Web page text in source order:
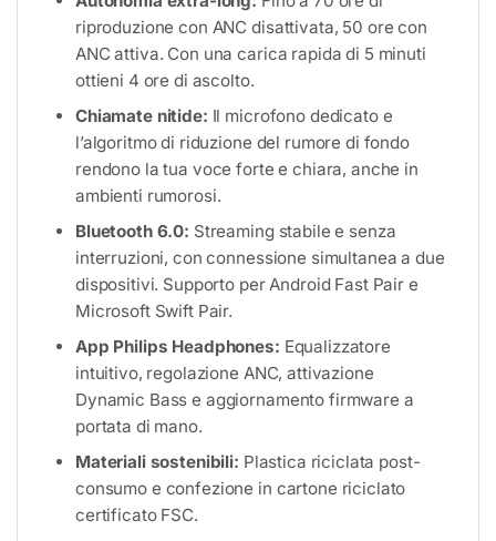
riproduzione con ANC disattivata, 50 ore con
ANC attiva. Con una carica rapida di 5 minuti
ottieni 4 ore di ascolto.
Chiamate nitide: Il microfono dedicato e
l’algoritmo di riduzione del rumore di fondo
rendono la tua voce forte e chiara, anche in
ambienti rumorosi.
Bluetooth 6.0: Streaming stabile e senza
interruzioni, con connessione simultanea a due
dispositivi. Supporto per Android Fast Pair e
Microsoft Swift Pair.
App Philips Headphones: Equalizzatore
intuitivo, regolazione ANC, attivazione
Dynamic Bass e aggiornamento firmware a
portata di mano.
Materiali sostenibili: Plastica riciclata post-
consumo e confezione in cartone riciclato
certificato FSC.